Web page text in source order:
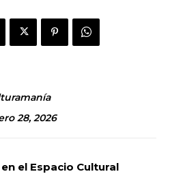
28, 2026
el Espacio Cultural